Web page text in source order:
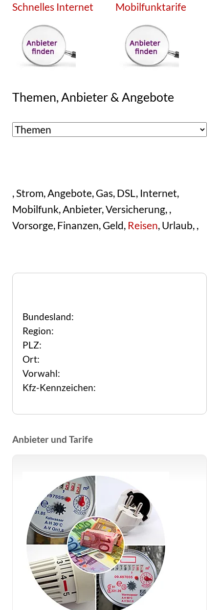
Schnelles Internet Mobilfunktarife
Themen, Anbieter & Angebote
, Strom, Angebote, Gas, DSL, Internet,
Mobilfunk, Anbieter, Versicherung, ,
Vorsorge, Finanzen, Geld, Reisen, Urlaub, ,
Bundesland:
Region:
PLZ:
Ort:
Vorwahl:
Kfz-Kennzeichen:
Anbieter und Tarife